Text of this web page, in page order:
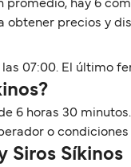
promedio, hay 6
precios y
07:00. El último
6 horas 30
o
Siros Síkinos